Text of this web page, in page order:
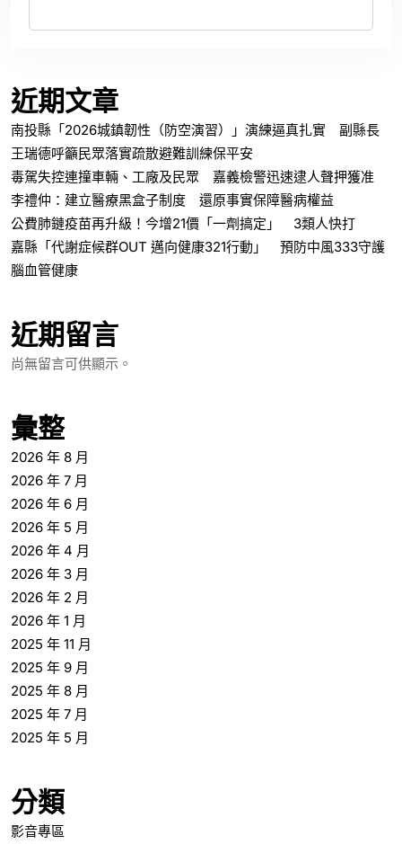
近期文章
南投縣「2026城鎮韌性（防空演習）」演練逼真扎實 副縣長
王瑞德呼籲民眾落實疏散避難訓練保平安
毒駕失控連撞車輛、工廠及民眾 嘉義檢警迅速逮人聲押獲准
李禮仲：建立醫療黑盒子制度 還原事實保障醫病權益
公費肺鏈疫苗再升級！今增21價「一劑搞定」 3類人快打
嘉縣「代謝症候群OUT 邁向健康321行動」 預防中風333守護
腦血管健康
近期留言
尚無留言可供顯示。
彙整
2026 年 8 月
2026 年 7 月
2026 年 6 月
2026 年 5 月
2026 年 4 月
2026 年 3 月
2026 年 2 月
2026 年 1 月
2025 年 11 月
2025 年 9 月
2025 年 8 月
2025 年 7 月
2025 年 5 月
分類
影音專區